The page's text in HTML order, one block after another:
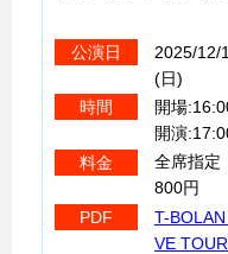
公演日
2025/12/
(日)
時間
開場
開演
料金
全席指
800円
PDF
T-
VE